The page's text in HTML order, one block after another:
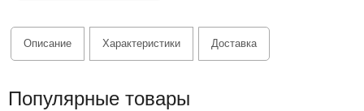
Описание Характеристики Доставка
Популярные товары